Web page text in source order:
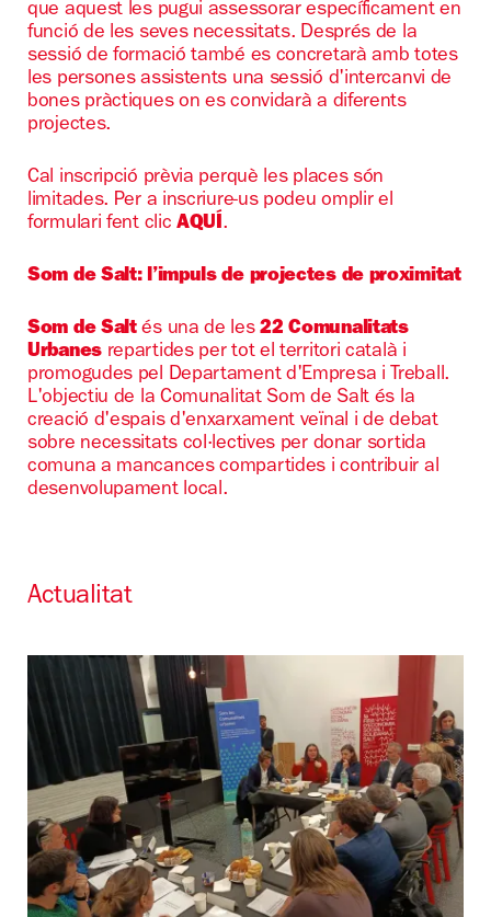
que aquest les pugui assessorar específicament en
funció de les seves necessitats. Després de la
sessió de formació també es concretarà amb totes
les persones assistents una sessió d'intercanvi de
bones pràctiques on es convidarà a diferents
projectes.
Cal inscripció prèvia perquè les places són
limitades. Per a inscriure-us podeu omplir el
formulari fent clicAQUÍ.
Som de Salt: l’impuls de projectes de proximitat
Som de Saltés una de les22 Comunalitats
Urbanesrepartides per tot el territori català i
promogudes pel Departament d'Empresa i Treball.
L'objectiu de la Comunalitat Som de Salt és la
creació d'espais d'enxarxament veïnal i de debat
sobre necessitats col·lectives per donar sortida
comuna a mancances compartides i contribuir al
desenvolupament local.
Actualitat